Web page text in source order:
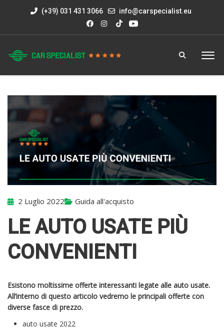
(+39) 031 431 3066 info@carspecialist.eu
2 Luglio 2022 Guida all'acquisto
LE AUTO USATE PIÙ
CONVENIENTI
Esistono moltissime offerte interessanti legate alle auto usate.
All’interno di questo articolo vedremo le principali offerte con
diverse fasce di prezzo.
auto usate 2022